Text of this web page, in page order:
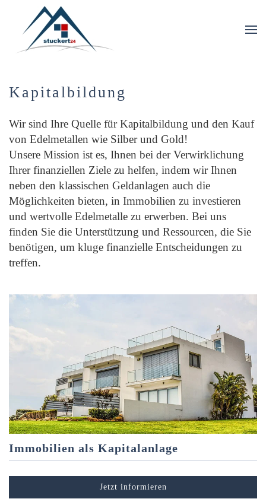
Skip to main content
Kapitalbildung
Wir sind Ihre Quelle für Kapitalbildung und den Kauf
von Edelmetallen wie Silber und Gold!
Unsere Mission ist es, Ihnen bei der Verwirklichung
Ihrer finanziellen Ziele zu helfen, indem wir Ihnen
neben den klassischen Geldanlagen auch die
Möglichkeiten bieten, in Immobilien zu investieren
und wertvolle Edelmetalle zu erwerben. Bei uns
finden Sie die Unterstützung und Ressourcen, die Sie
benötigen, um kluge finanzielle Entscheidungen zu
treffen.
Immobilien als Kapitalanlage
Jetzt informieren